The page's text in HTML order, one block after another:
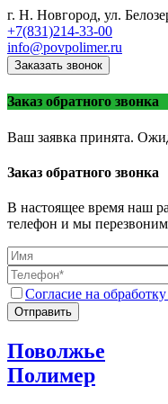
г. Н. Новгород, ул.
+7(831)214-33-00
info@povpolimer.ru
Заказать звонок
Заказ обратного звонка
Ваш заявка принята.
Заказ обратного звонка
В настоящее время наш
телефон и мы
Согласие на
Отправить
Поволжье
Полимер